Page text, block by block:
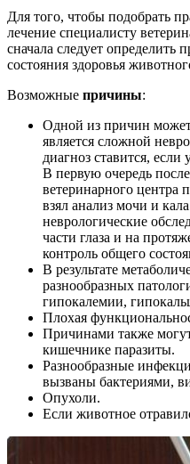
Для того, чтобы подобрать
лечение специалисту
сначала следует определить
состояния здоровья
Возможные причины:
Одной из причин
является сложной
диагноз ставится,
В первую очередь
ветеринарного центра
взял анализ мочи и
неврологические
части глаза и на
контроль общего
В результате
разнообразных
гипокалемии,
Плохая
Причинами также
кишечнике паразиты.
Разнообразные
вызваны бактериями,
Опухоли.
Если животное